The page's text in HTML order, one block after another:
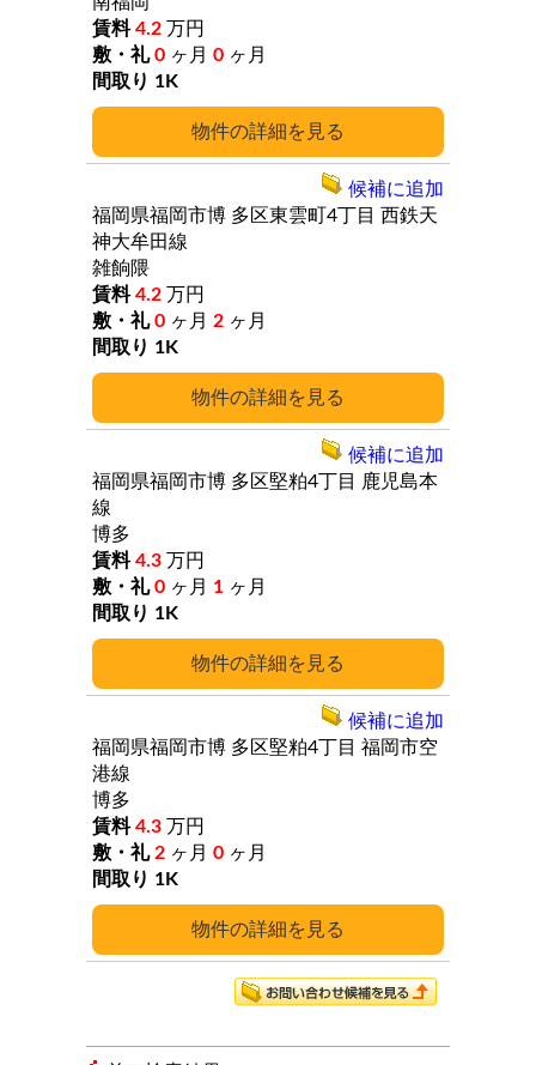
詳細
4.2 万円
0 ヶ月 0 ヶ月
1K
詳細
福岡県福岡市博 多区東雲町4丁目 西鉄天
神大牟田線
雑餉隈
4.2 万円
0 ヶ月 2 ヶ月
1K
候補に追加
詳細
福岡県福岡市博 多区堅粕4丁目
鹿児島本
線
博多
4.3 万円
0 ヶ月 1 ヶ月
1K
候補に追加
詳細
福岡県福岡市博 多区堅粕4丁目 福岡市空
港線
博多
4.3 万円
2 ヶ月 0 ヶ月
1K
候補に追加